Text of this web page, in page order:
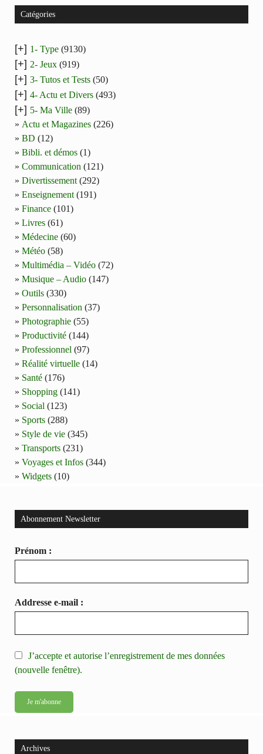
Catégories
[+] 1- Type (9130)
[+] 2- Jeux (919)
[+] 3- Tutos et Tests (50)
[+] 4- Actu et Divers (493)
[+] 5- Ma Ville (89)
Actu et Magazines (226)
BD (12)
Bibli. et démos (1)
Communication (121)
Divertissement (292)
Enseignement (191)
Finance (101)
Livres (61)
Médecine (60)
Météo (58)
Multimédia – Vidéo (72)
Musique – Audio (147)
Outils (330)
Personnalisation (37)
Photographie (55)
Productivité (144)
Professionnel (97)
Réalité virtuelle (14)
Santé (176)
Shopping (141)
Social (123)
Sports (288)
Style de vie (345)
Transports (231)
Voyages et Infos (344)
Widgets (10)
Abonnement Newsletter
Prénom :
Addresse e-mail :
J’accepte et autorise l’enregistrement de mes données
(nouvelle fenêtre).
Archives